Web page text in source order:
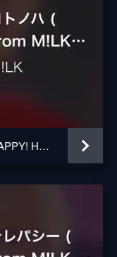
コトノハ (from M!LK 1st ARENA "HAPPY! HAPPY! HAPPY!" Live at 横浜アリーナ 2023.10.22)